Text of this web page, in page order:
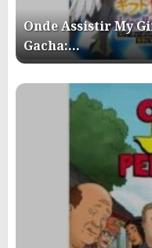
Onde Assistir My
Gacha:…